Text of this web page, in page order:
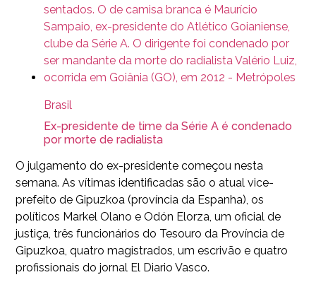
Brasil
Ex-presidente de time da Série A é condenado
por morte de radialista
O julgamento do ex-presidente começou nesta
semana. As vítimas identificadas são o atual vice-
prefeito de Gipuzkoa (província da Espanha), os
políticos Markel Olano e Odón Elorza, um oficial de
justiça, três funcionários do Tesouro da Província de
Gipuzkoa, quatro magistrados, um escrivão e quatro
profissionais do jornal El Diario Vasco.